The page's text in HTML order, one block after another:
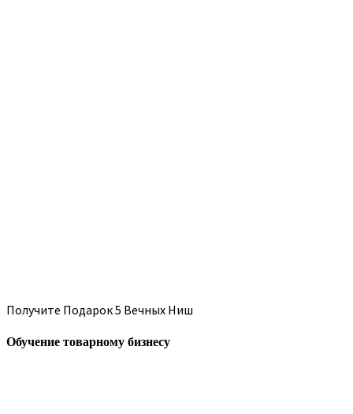
Получите Подарок 5 Вечных Ниш
Обучение товарному бизнесу